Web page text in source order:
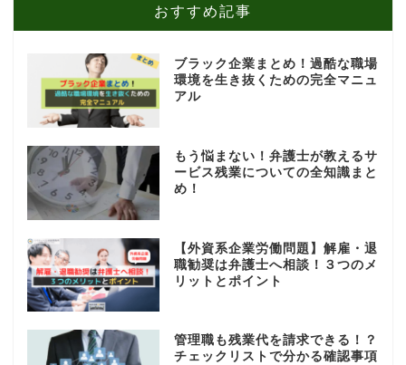
おすすめ記事
ブラック企業まとめ！過酷な職場
環境を生き抜くための完全マニュ
アル
もう悩まない！弁護士が教えるサ
ービス残業についての全知識まと
め！
【外資系企業労働問題】解雇・退
職勧奨は弁護士へ相談！３つのメ
リットとポイント
管理職も残業代を請求できる！？
チェックリストで分かる確認事項